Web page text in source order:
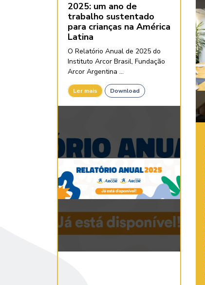
2025: um ano de
trabalho sustentado
para crianças na América
Latina
O Relatório Anual de 2025 do
Instituto Arcor Brasil, Fundação
Arcor Argentina ...
Ler mais Download